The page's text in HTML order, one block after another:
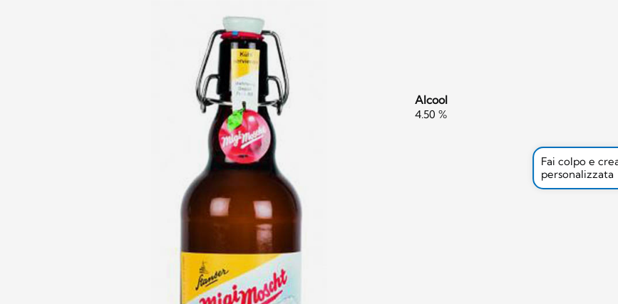
Alcool
4.50 %
Fai colpo e
personalizzata